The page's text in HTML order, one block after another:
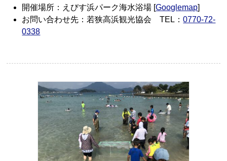
開催場所：えびす浜パーク海水浴場 [Googlemap]
お問い合わせ先：若狭高浜観光協会 TEL：0770-72-
0338